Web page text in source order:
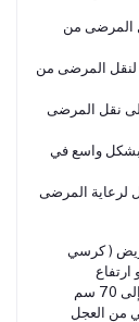
المرضى من
لنقل المرضى من
نقل المرضى
واسع في
لرعاية المرضى
( كرسي
سم يتحمل وزن:120 كيلو ارتفاع
المقعد:قابل للتعديل هيدروليك إرتفاع الكرسي:50 سم إلى 70 سم
الجانبي من العجل